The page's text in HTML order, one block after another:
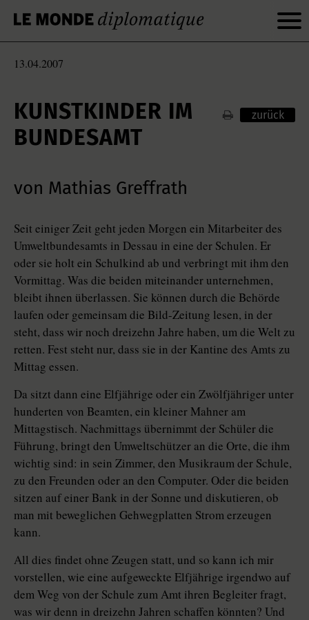
13.04.2007
KUNSTKINDER IM
BUNDESAMT
zurück
von Mathias Greffrath
Seit einiger Zeit geht jeden Morgen ein Mitarbeiter des
Umweltbundesamts in Dessau in eine der Schulen. Er
oder sie holt ein Schulkind ab und verbringt mit ihm den
Vormittag. Was die beiden miteinander unternehmen,
bleibt ihnen überlassen. Sie können durch die Behörde
laufen oder gemeinsam die Bild-Zeitung lesen, in der
steht, dass wir noch dreizehn Jahre haben, um die Welt zu
retten. Fest steht nur, dass sie in der Kantine des Amts zu
Mittag essen.
Da sitzt dann eine Elfjährige oder ein Zwölfjähriger unter
hunderten von Beamten, ein kleiner Mahner am
Mittagstisch. Nachmittags übernimmt der Schüler die
Führung, bringt den Umweltschützer an die Orte, die ihm
wichtig sind: in sein Zimmer, den Musikraum der Schule,
zu den Freunden oder an den Computer. Oder die beiden
sitzen auf einer Bank in der Sonne und diskutieren, ob
man mit beweglichen Gehwegplatten Strom erzeugen
kann.
All dies findet ohne Zeugen statt, und so kann ich mir
vorstellen, wie eine aufgeweckte Elfjährige irgendwo auf
dem Weg von der Schule zum Amt ihren Begleiter fragt,
was wir denn in dreizehn Jahren schaffen könnten? Und